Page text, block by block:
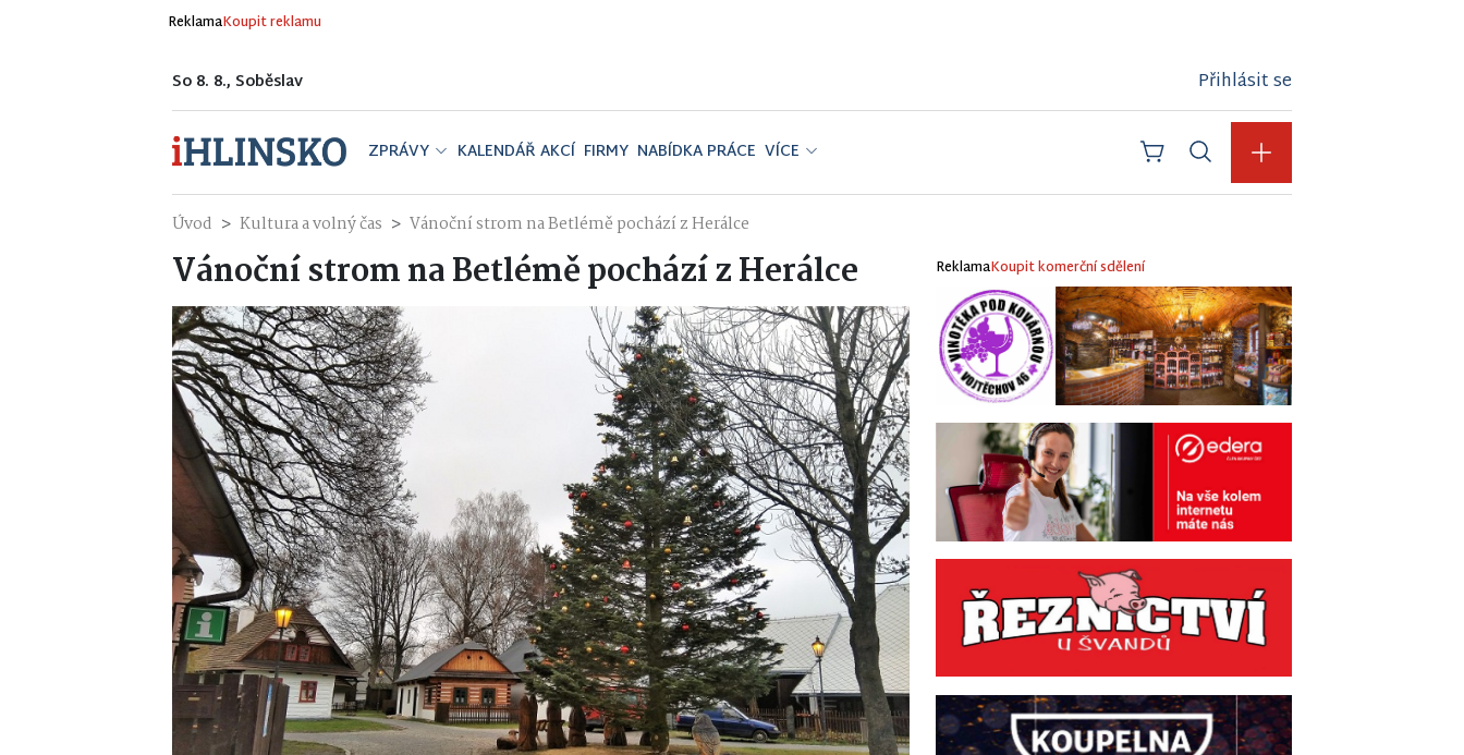
ReklamaKoupit reklamu
So 8. 8., Soběslav Přihlásit se
ZPRÁVY KALENDÁŘ AKCÍ FIRMY NABÍDKA PRÁCE VÍCE
Úvod Kultura a volný čas Vánoční strom na Betlémě pochází z Herálce
Vánoční strom na Betlémě pochází z Herálce ReklamaKoupit komerční sdělení